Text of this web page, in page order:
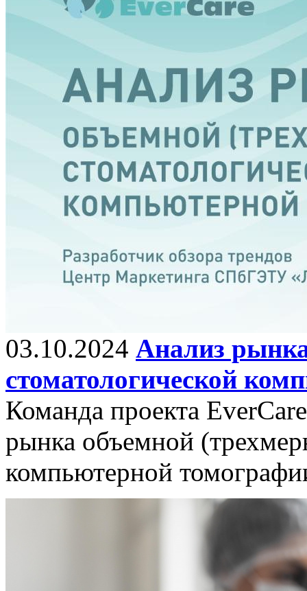
03.10.2024 Анализ
стоматологической
Команда проекта
рынка объемной
компьютерной